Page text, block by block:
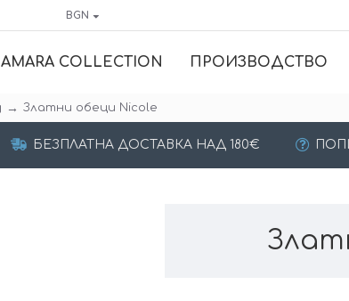
BGN
AMARA COLLECTION ПРОИЗВОДСТВО
Златни обеци Nicole
БЕЗПЛАТНА ДОСТАВКА НАД 180€